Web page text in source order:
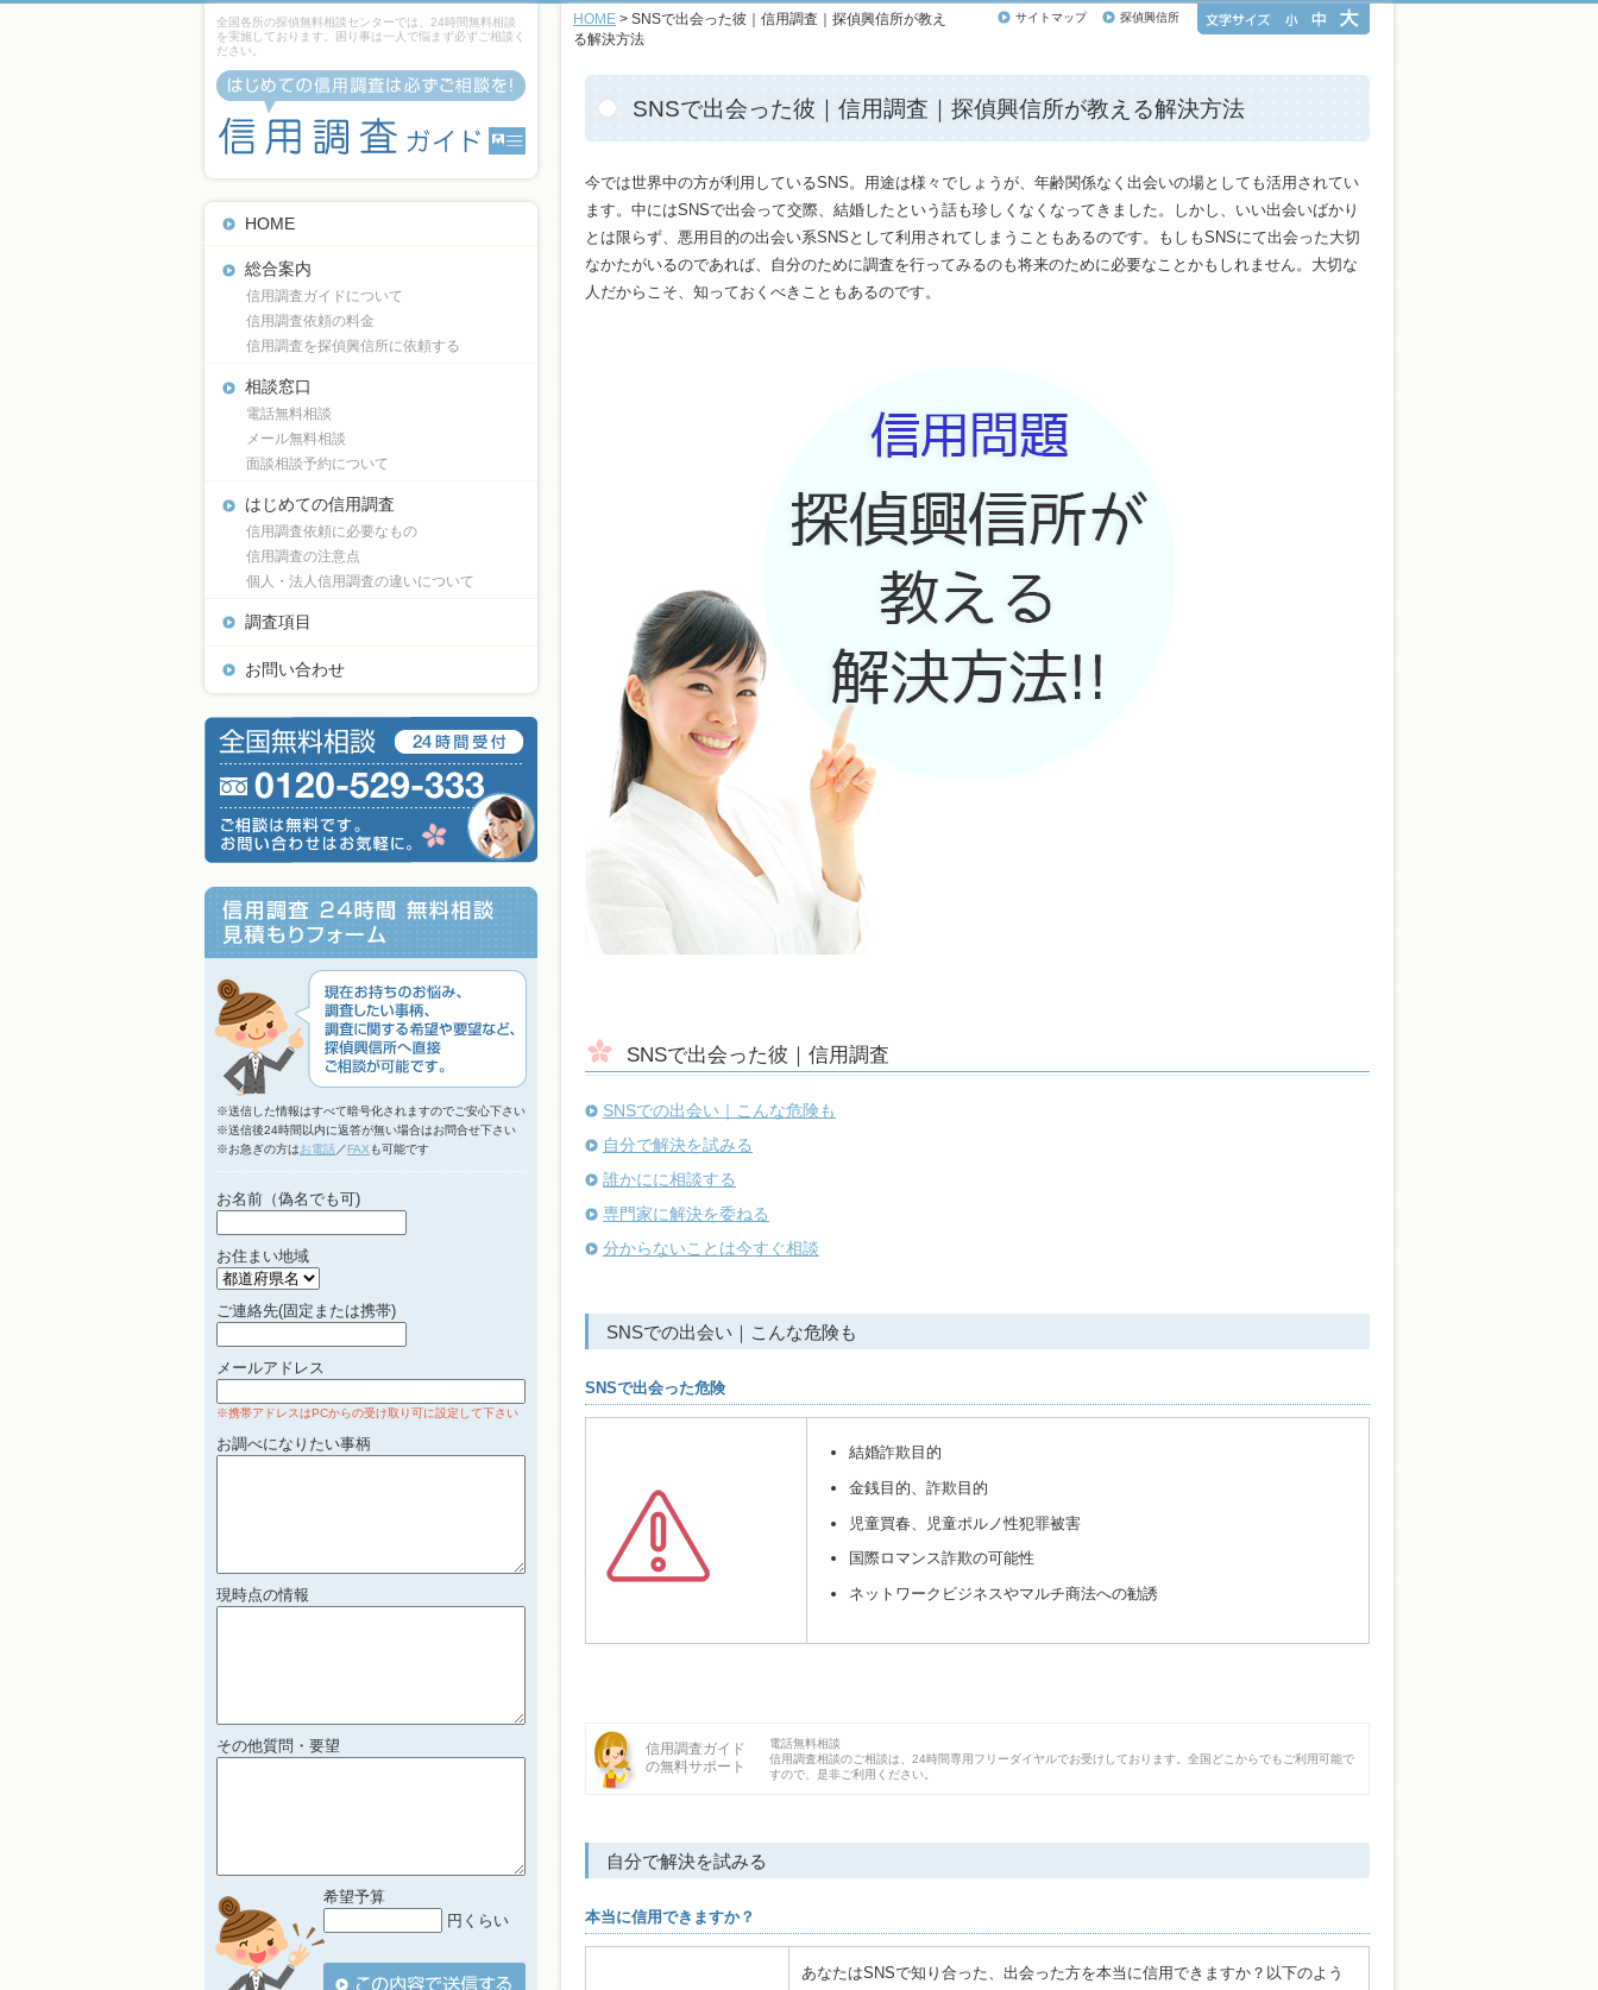
SNSで出会った彼｜信用調査｜探偵興信所が教える解決方法
今では世界中の方が利用しているSNS。用途は様々でしょうが、年齢関係なく出会いの場としても活用されてい
ます。中にはSNSで出会って交際、結婚したという話も珍しくなくなってきました。しかし、いい出会いばかり
とは限らず、悪用目的の出会い系SNSとして利用されてしまうこともあるのです。もしもSNSにて出会った大切
なかたがいるのであれば、自分のために調査を行ってみるのも将来のために必要なことかもしれません。大切な
人だからこそ、知っておくべきこともあるのです。
SNSで出会った彼｜信用調査
SNSでの出会い｜こんな危険も
自分で解決を試みる
誰かにに相談する
専門家に解決を委ねる
分からないことは今すぐ相談
SNSでの出会い｜こんな危険も
SNSで出会った危険
結婚詐欺目的
金銭目的、詐欺目的
児童買春、児童ポルノ性犯罪被害
国際ロマンス詐欺の可能性
ネットワークビジネスやマルチ商法への勧誘
信用調査ガイド
の無料サポート
電話無料相談
信用調査相談のご相談は、24時間専用フリーダイヤルでお受けしております。全国どこからでもご利用可能で
すので、是非ご利用ください。
自分で解決を試みる
本当に信用できますか？
あなたはSNSで知り合った、出会った方を本当に信用できますか？以下のよう
全国各所の探偵無料相談センターでは、24時間無料相談
を実施しております。困り事は一人で悩まず必ずご相談く
ださい。
HOME
総合案内
信用調査ガイドについて
信用調査依頼の料金
信用調査を探偵興信所に依頼する
相談窓口
電話無料相談
メール無料相談
面談相談予約について
はじめての信用調査
信用調査依頼に必要なもの
信用調査の注意点
個人・法人信用調査の違いについて
調査項目
お問い合わせ
※送信した情報はすべて暗号化されますのでご安心下さい
※送信後24時間以内に返答が無い場合はお問合せ下さい
※お急ぎの方はお電話 ／FAX も可能です
お名前（偽名でも可)
お住まい地域
ご連絡先(固定または携帯)
メールアドレス
※携帯アドレスはPCからの受け取り可に設定して下さい
お調べになりたい事柄
現時点の情報
その他質問・要望
希望予算
円くらい
HOME > SNSで出会った彼｜信用調査｜探偵興信所が教え
る解決方法
サイトマップ 探偵興信所